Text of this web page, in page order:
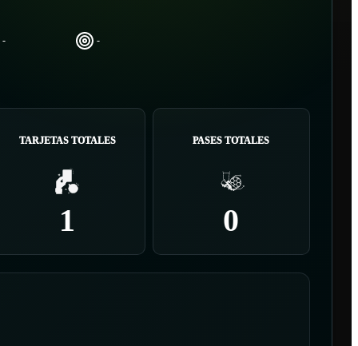
- -
TARJETAS TOTALES
1
PASES TOTALES
0